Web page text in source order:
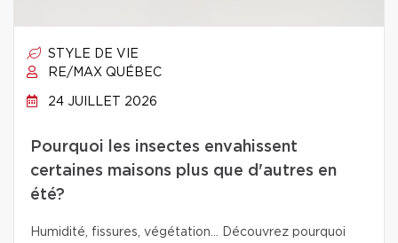
STYLE DE VIE
RE/MAX QUÉBEC
24 JUILLET 2026
Pourquoi les insectes envahissent
certaines maisons plus que d'autres en
été?
Humidité, fissures, végétation… Découvrez pourquoi